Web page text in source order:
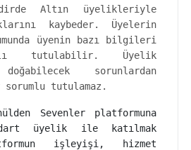
Altın üyelikleriyle
kaybeder. Üyelerin
üyenin bazı bilgileri
tutulabilir. Üyelik
sorunlardan
sorumlu tutulamaz.
Sevenler platformuna
üyelik ile katılmak
işleyişi, hizmet